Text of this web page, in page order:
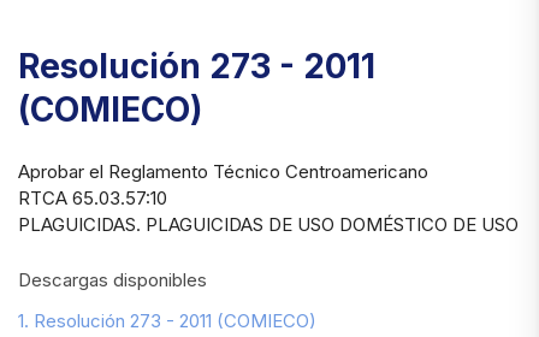
Resolución 273 - 2011
(COMIECO)
Aprobar el Reglamento Técnico Centroamericano
RTCA 65.03.57:10
PLAGUICIDAS. PLAGUICIDAS DE USO DOMÉSTICO DE USO
Descargas disponibles
1. Resolución 273 - 2011 (COMIECO)